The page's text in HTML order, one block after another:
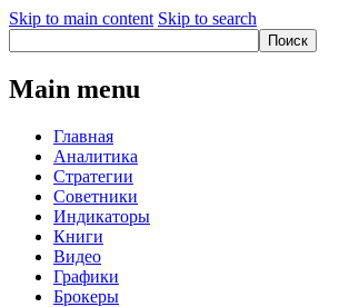
Skip to main content Skip to search
Main menu
Главная
Аналитика
Стратегии
Советники
Индикаторы
Книги
Видео
Графики
Брокеры